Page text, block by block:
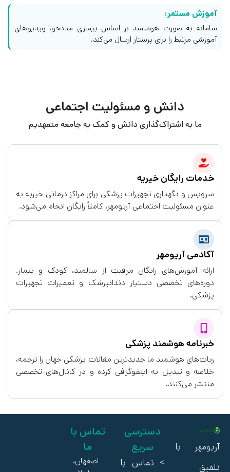
آموزش مستمر:
سامانه به صورت هوشمند بر اساس بیماری مددجو، ویدیوهای
آموزشی مرتبط را برای پرستار ارسال می‌کند.
دانش و مسئولیت اجتماعی
ما به اشتراک‌گذاری دانش و کمک به جامعه متعهدیم
خدمات رایگان خیریه
سرویس و نگهداری تجهیزات پزشکی برای مراکز درمانی خیریه به
عنوان مسئولیت اجتماعی آریومهر، کاملاً رایگان انجام می‌شود.
آکادمی آریومهر
ارائه آموزش‌های رایگان مراقبت از سالمند، کودک و بیمار.
دوره‌های تخصصی دستیار دندانپزشک و تعمیرات تجهیزات
پزشکی.
خبرنامه هوشمند پزشکی
ربات‌های هوشمند ما جدیدترین مقالات پزشکی جهان را ترجمه،
خلاصه و تبدیل به اینفوگرافی کرده و در کانال‌های تخصصی
منتشر می‌کنند.
آریومهر با
تلفیق
دسترسی
سریع
> تماس با
تماس با
ما
اصفهان،